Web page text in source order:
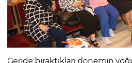
Geride bıraktıkları dönemin